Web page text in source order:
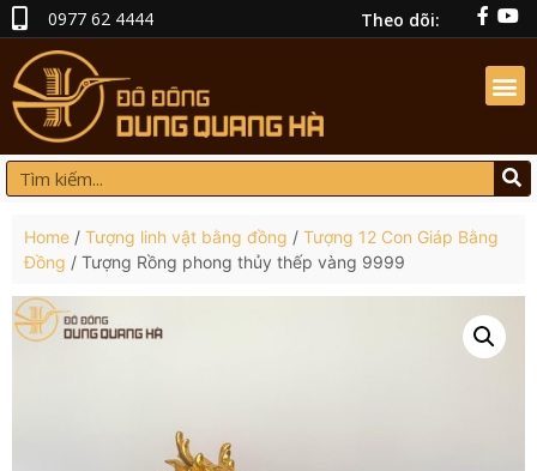
0977 62 4444 Theo dõi:
Home / Tượng linh vật bằng đồng / Tượng 12 Con Giáp Bằng
Đồng / Tượng Rồng phong thủy thếp vàng 9999